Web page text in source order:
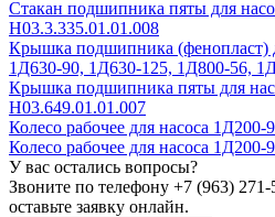
Стакан подшипника пяты для
Н03.3.335.01.01.008
Крышка подшипника (фенопласт)
1Д630-90, 1Д630-125, 1Д800-56,
Крышка подшипника пяты для
Н03.649.01.01.007
Колесо рабочее для насоса 1Д200-
Колесо рабочее для насоса 1Д200-
У вас остались вопросы?
Звоните по телефону +7 (963) 271-
оставьте заявку онлайн.